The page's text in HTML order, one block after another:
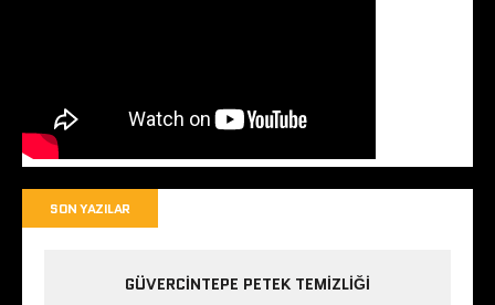
SON YAZILAR
GÜVERCINTEPE PETEK TEMIZLIĞI